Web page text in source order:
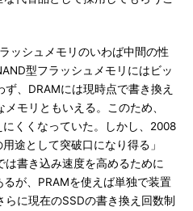
ッシュメモリのいわば中間の性
型フラッシュメモリにはビッ
ず、DRAMには現時点で書き換え
モリともいえる。このため、
にくくなっていた。しかし、2008
途として突破口になり得る」
は書き込み速度を高めるために
が、PRAMを使えば単独で装置
に現在のSSDの書き換え回数制